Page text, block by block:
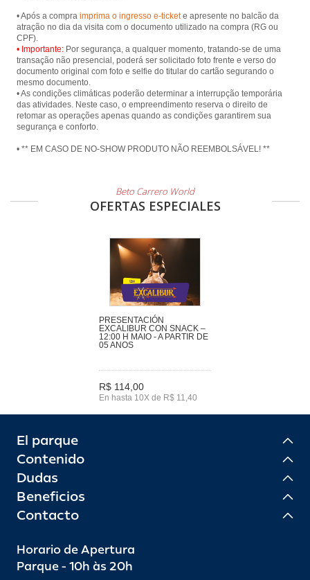
• Após a compra imprima o ingresso e-tickete apresente no balcão da
atração no dia da visita com o documento utilizado na compra (RG ou
• Importante: Por segurança, a qualquer momento, tratando-se de uma
transação não presencial, poderá ser solicitado foto frente e verso do
documento original com foto e selfie do titular do cartão segurando o
mesmo documento.
• As condições climáticas poderão determinar a interrupção temporária
das atividades. Neste caso, o empreendimento reserva o direito de
retomar as operações apenas quando as condições garantirem sua
segurança e conforto.
• ** EM CASO DE NO-SHOW PRODUTO NÃO REEMBOLSÁVEL! **
Beto Carrero World
OFERTAS ESPECIALES
PRESENTACIÓN
EXCALIBUR CON SNACK –
12:00 H MAIO - A PARTIR DE
05 ANOS
R$ 114,00
En hasta 10X de R$ 11,40
El parque
Contenido
Dudas
Beneficios
Contacto
Horario de Apertura
Parque - 10h às 20h